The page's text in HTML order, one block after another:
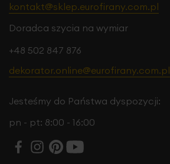
kontakt@sklep.eurofirany.com.pl
Doradca szycia na wymiar
+48 502 847 876
dekorator.online@eurofirany.com.pl
Jesteśmy do Państwa dyspozycji:
pn - pt: 8:00 - 16:00